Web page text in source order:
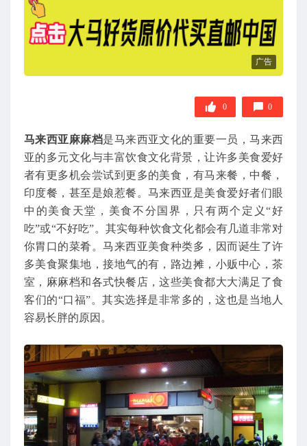
广告
0 0
马来西亚麻麻档是马来西亚文化的重要一员，马来西
亚的多元文化与丰富饮食文化背景，让许多美食爱好
者有更多机会尝试到更多的美食，有马来餐，中餐，
印度餐，甚至是娘惹餐。马来西亚是美食爱好者们眼
中的美食天堂，美食不分国界，只有两个定义“好
吃”或“不好吃”。其实每种饮食文化都会有几道非常对
你胃口的菜肴。马来西亚美食种类多，因而诞生了许
多美食聚集地，接地气的有，路边摊，小贩中心，茶
室，麻麻档和各式快餐店，这些美食都大大满足了食
客们的“口福”。其实选择是非常多的，这也是当地人
容易长胖的原因。